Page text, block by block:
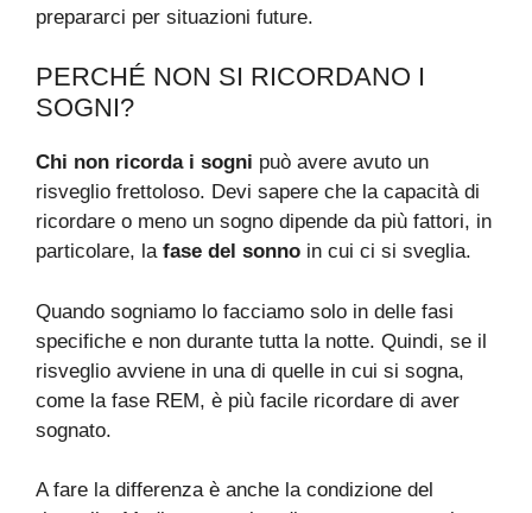
prepararci per situazioni future.
PERCHÉ NON SI RICORDANO I
SOGNI?
Chi non ricorda i sogni può avere avuto un
risveglio frettoloso. Devi sapere che la capacità di
ricordare o meno un sogno dipende da più fattori, in
particolare, la fase del sonno in cui ci si sveglia.
Quando sogniamo lo facciamo solo in delle fasi
specifiche e non durante tutta la notte. Quindi, se il
risveglio avviene in una di quelle in cui si sogna,
come la fase REM, è più facile ricordare di aver
sognato.
A fare la differenza è anche la condizione del